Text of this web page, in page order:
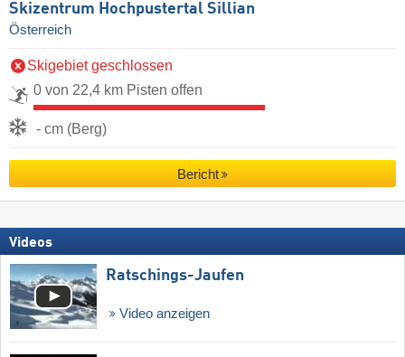
Skizentrum Hochpustertal Sillian
Österreich
Skigebiet geschlossen
0 von 22,4 km Pisten offen
- cm (Berg)
Bericht
Videos
Ratschings-Jaufen
Video anzeigen